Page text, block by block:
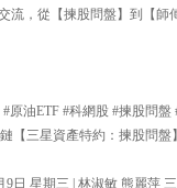
流，從【揀股問盤】到【師
原油ETF #科網股 #揀股問
【三星資產特約：揀股問
9日 星期三 | 林淑敏 熊麗萍